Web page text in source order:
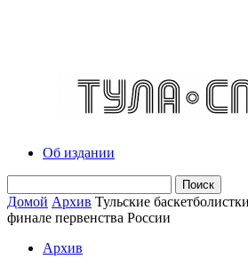
Об издании
Домой Архив Тульские
финале первенства России
Архив